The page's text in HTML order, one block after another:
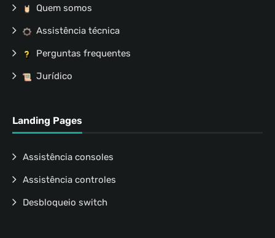
Quem somos
Assistência técnica
Perguntas frequentes
Jurídico
Landing Pages
Assistência consoles
Assistência controles
Desbloqueio switch